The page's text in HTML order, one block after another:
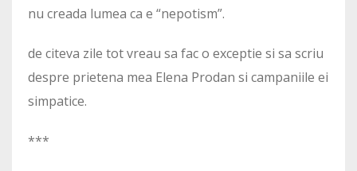
nu creada lumea ca e “nepotism”.
de citeva zile tot vreau sa fac o exceptie si sa scriu
despre prietena mea Elena Prodan si campaniile ei
simpatice.
***